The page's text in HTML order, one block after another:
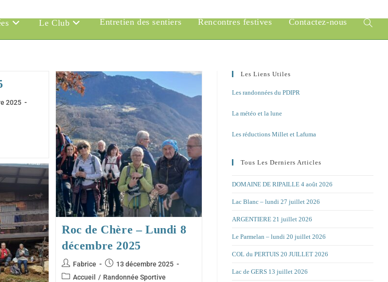
Le Club Entretien des sentiers Rencontres festives Contactez-nous
Toggle
website
2025
Roc de Chère – Lundi 8
décembre 2025
Auteur/autrice
de
Fabrice
Publication
publiée :
13 décembre 2025
PostAccueil / Randonnée Sportive
Les Liens Utiles
Les randonnées du PDIPR
La météo et la lune
Les réductions Millet et Lafuma
Tous Les Derniers Articles
DOMAINE DE RIPAILLE 4 août 2026
Lac Blanc – lundi 27 juillet 2026
ARGENTIERE 21 juillet 2026
Le Parmelan – lundi 20 juillet 2026
COL du PERTUIS 20 JUILLET 2026
Lac de GERS 13 juillet 2026